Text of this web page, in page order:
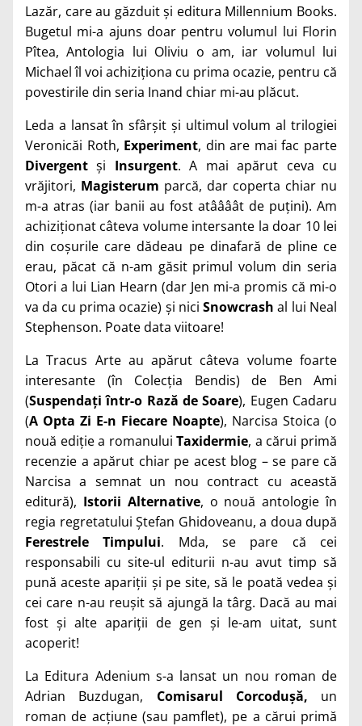
Lazăr, care au găzduit și editura Millennium Books.
Bugetul mi-a ajuns doar pentru volumul lui Florin
Pîtea, Antologia lui Oliviu o am, iar volumul lui
Michael îl voi achiziționa cu prima ocazie, pentru că
povestirile din seria Inand chiar mi-au plăcut.
Leda a lansat în sfârșit și ultimul volum al trilogiei
Veronicăi Roth, Experiment, din are mai fac parte
Divergent și Insurgent. A mai apărut ceva cu
vrăjitori, Magisterum parcă, dar coperta chiar nu
m-a atras (iar banii au fost atâââât de puțini). Am
achiziționat câteva volume intersante la doar 10 lei
din coșurile care dădeau pe dinafară de pline ce
erau, păcat că n-am găsit primul volum din seria
Otori a lui Lian Hearn (dar Jen mi-a promis că mi-o
va da cu prima ocazie) și niciSnowcrash al lui Neal
Stephenson. Poate data viitoare!
La Tracus Arte au apărut câteva volume foarte
interesante (în Colecția Bendis) de Ben Ami
(Suspendați într-o Rază de Soare), Eugen Cadaru
(A Opta Zi E-n Fiecare Noapte), Narcisa Stoica (o
nouă ediție a romanuluiTaxidermie, a cărui primă
recenzie a apărut chiar pe acest blog – se pare că
Narcisa a semnat un nou contract cu această
editură), Istorii Alternative, o nouă antologie în
regia regretatului Ștefan Ghidoveanu, a doua după
Ferestrele Timpului. Mda, se pare că cei
responsabili cu site-ul editurii n-au avut timp să
pună aceste apariții și pe site, să le poată vedea și
cei care n-au reușit să ajungă la târg. Dacă au mai
fost și alte apariții de gen și le-am uitat, sunt
acoperit!
La Editura Adenium s-a lansat un nou roman de
Adrian Buzdugan, Comisarul Corcodușă, un
roman de acțiune (sau pamflet), pe a cărui primă